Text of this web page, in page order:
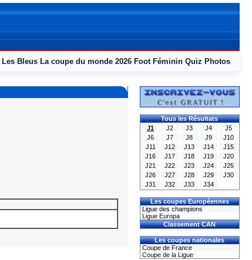
Les Bleus La coupe du monde 2026 Foot Féminin Quiz Photos
Tous les Résultats
J1
J2 J3 J4
J5
J6
J7 J8 J9
J10
J11
J12 J13 J14
J15
J16
J17 J18 J19
J20
J21
J22 J23 J24
J25
J26
J27 J28 J29
J30
J31
J32 J33 J34
Les coupes Européennes
Ligue des champions
Ligue Europa
Classement CAN
Les coupes nationales
Coupe de France
Coupe de la Ligue